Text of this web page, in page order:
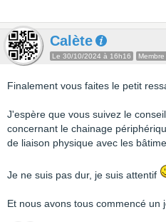
Calète
Le 30/10/2024 à 16h16
Finalement vous faites le petit
J'espère que vous suivez le
concernant le chainage
de liaison physique avec les
Je ne suis pas dur, je suis attentif
Et nous avons tous commencé un